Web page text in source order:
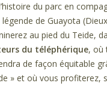
du parc en
de Guayota
au pied du Teide,
du téléphérique, où
de façon équitable
» et où vous profiterez,